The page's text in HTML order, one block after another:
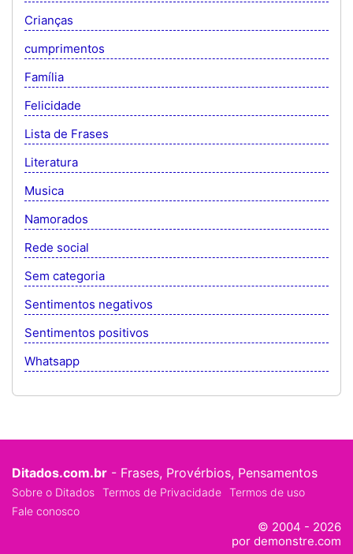
Crianças
cumprimentos
Família
Felicidade
Lista de Frases
Literatura
Musica
Namorados
Rede social
Sem categoria
Sentimentos negativos
Sentimentos positivos
Whatsapp
Ditados.com.br - Frases, Provérbios, Pensamentos
Sobre o Ditados Termos de Privacidade Termos de uso
Fale conosco
© 2004 - 2026
por demonstre.com